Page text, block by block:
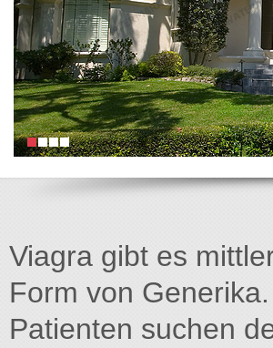
Viagra gibt es
Form von
Patienten suchen